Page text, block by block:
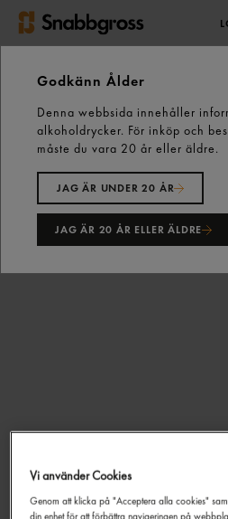
Start Kaffe, Te & Tillbehör
Yellow Label Svart Te 100p
Yellow Label
Lipton
Godkänn Ålder
Denna webbsida innehåller
alkoholdrycker. För inköp och
måste du vara 20 år eller äldre.
JAG ÄR UNDER 20 ÅR
JAG ÄR 20 ÅR ELLER ÄLDRE
Vi använder Cookies
Genom att klicka på "Acceptera alla cookies"
din enhet för att förbättra navigeringen på